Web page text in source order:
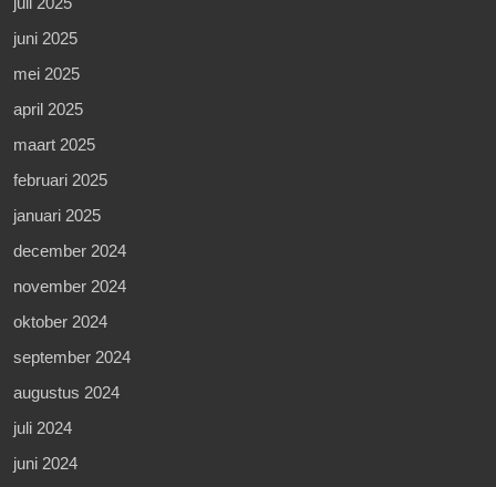
juni 2025
mei 2025
april 2025
maart 2025
februari 2025
januari 2025
december 2024
november 2024
oktober 2024
september 2024
augustus 2024
juli 2024
juni 2024